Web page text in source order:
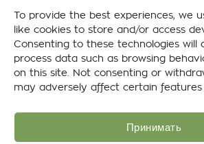
To provide the best experiences, we
like cookies to store and/or access
Consenting to these technologies will
process data such as browsing
on this site. Not consenting or
may adversely affect certain features
Принимать
Cookies
Все права защищены © 2015-
Телефон: +372 5647 0784
Эл. адрес: